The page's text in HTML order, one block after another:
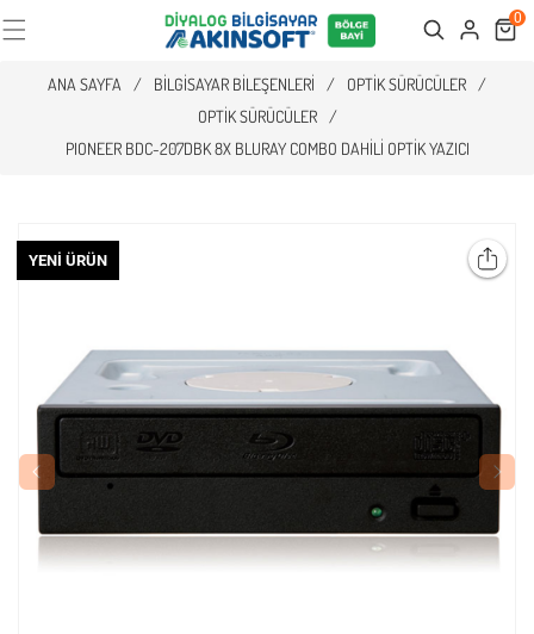
Search Cart
0
ANA SAYFA / BILGISAYAR BILEŞENLERI / OPTIK SÜRÜCÜLER /
OPTIK SÜRÜCÜLER
/
PIONEER BDC-207DBK 8X BLURAY COMBO DAHILI OPTIK YAZICI
YENI ÜRÜN